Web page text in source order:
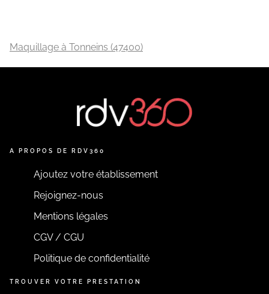
Maquillage à Tonneins (47400)
A PROPOS DE RDV360
Ajoutez votre établissement
Rejoignez-nous
Mentions légales
CGV / CGU
Politique de confidentialité
TROUVER VOTRE PRESTATION